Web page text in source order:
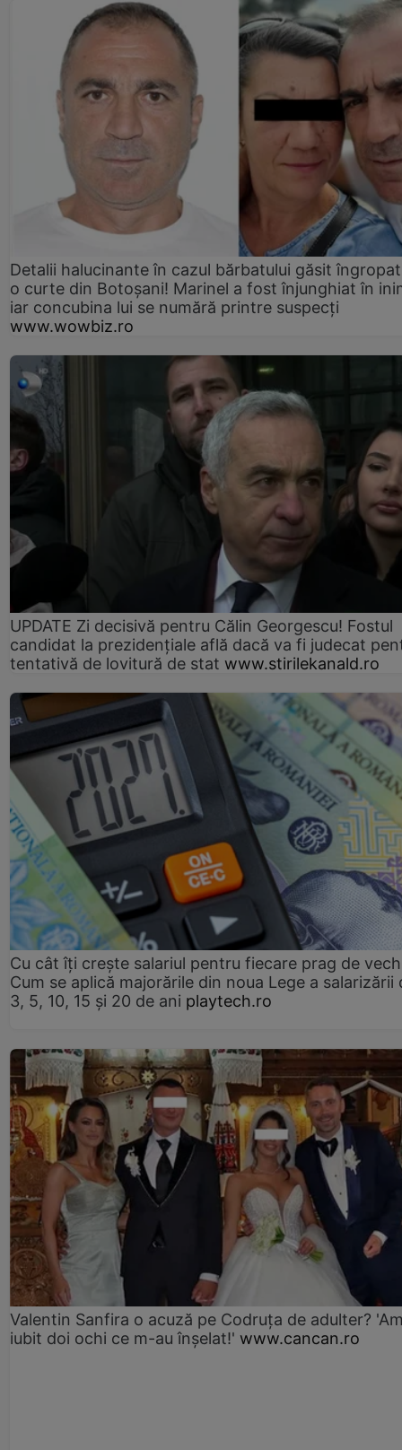
Detalii halucinante în cazul bărbatului găsit
o curte din Botoșani! Marinel a fost înjunghiat în
iar concubina lui se numără printre suspecți
www.wowbiz.ro
UPDATE Zi decisivă pentru Călin Georgescu! Fostul
candidat la prezidențiale află dacă va fi judecat
tentativă de lovitură de stat www.stirilekanald.ro
Cu cât îți crește salariul pentru fiecare prag de
Cum se aplică majorările din noua Lege a salarizării
3, 5, 10, 15 și 20 de ani playtech.ro
Valentin Sanfira o acuză pe Codruța de adulter?
iubit doi ochi ce m-au înșelat!' www.cancan.ro